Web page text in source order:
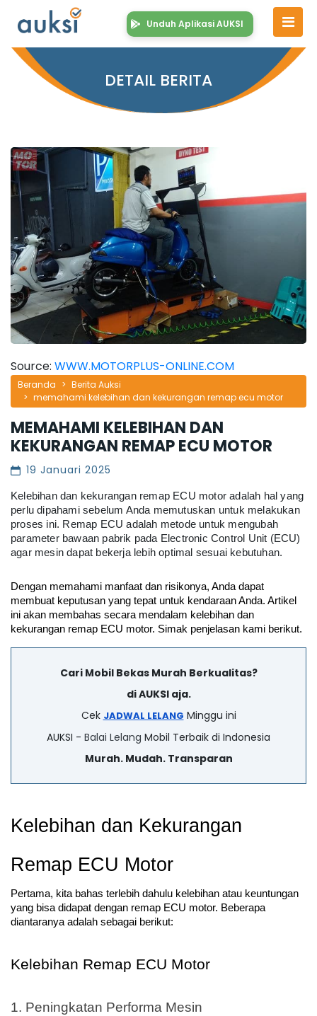
Unduh Aplikasi AUKSI
DETAIL BERITA
Beranda
Berita Auksi
memahami kelebihan dan kekurangan remap ecu motor
MEMAHAMI KELEBIHAN DAN
KEKURANGAN REMAP ECU MOTOR
19 Januari 2025
Kelebihan dan kekurangan remap ECU motor adalah hal yang
perlu dipahami sebelum Anda memutuskan untuk melakukan
proses ini. Remap ECU adalah metode untuk mengubah
parameter bawaan pabrik pada Electronic Control Unit (ECU)
agar mesin dapat bekerja lebih optimal sesuai kebutuhan.
Dengan memahami manfaat dan risikonya, Anda dapat
membuat keputusan yang tepat untuk kendaraan Anda. Artikel
ini akan membahas secara mendalam kelebihan dan
kekurangan remap ECU motor. Simak penjelasan kami berikut.
Cari Mobil Bekas Murah Berkualitas?
di AUKSI aja.
Cek JADWAL LELANG Minggu ini
AUKSI - Balai Lelang Mobil Terbaik di Indonesia
Murah. Mudah. Transparan
Kelebihan dan Kekurangan
Remap ECU Motor
Pertama, kita bahas terlebih dahulu kelebihan atau keuntungan
yang bisa didapat dengan remap ECU motor. Beberapa
diantaranya adalah sebagai berikut:
Kelebihan Remap ECU Motor
1. Peningkatan Performa Mesin
Source: WWW.MOTORPLUS-ONLINE.COM